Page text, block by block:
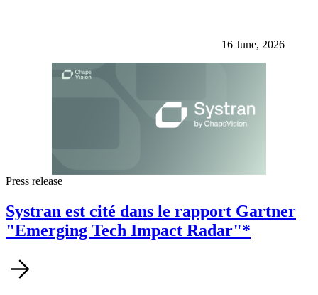
16 June, 2026
Press release
Systran est cité dans le rapport Gartner
"Emerging Tech Impact Radar"*